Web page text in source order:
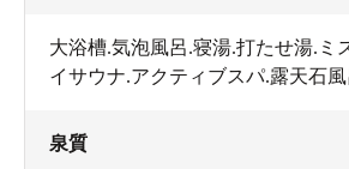
大浴槽.気泡風呂.寝湯.打たせ湯.ミ
イサウナ.アクティブスパ.露天石風
泉質